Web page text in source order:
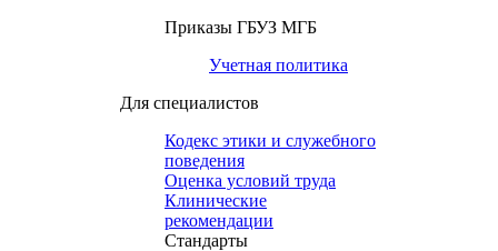
Приказы ГБУЗ МГБ
Учетная политика
Для специалистов
Кодекс этики и служебного
поведения
Оценка условий труда
Клинические
рекомендации
Cтандарты